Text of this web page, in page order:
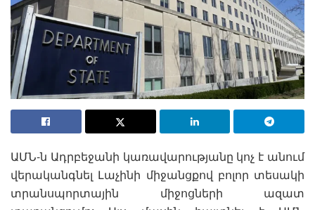
ԱՄՆ-ն Ադրբեջանի կառավարությանը կոչ է անում
վերականգնել Լաչինի միջանցքով բոլոր տեսակի
տրանսպորտային միջոցների ազատ